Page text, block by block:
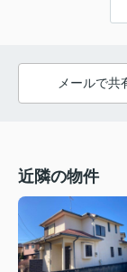
メールで共
近隣の物件